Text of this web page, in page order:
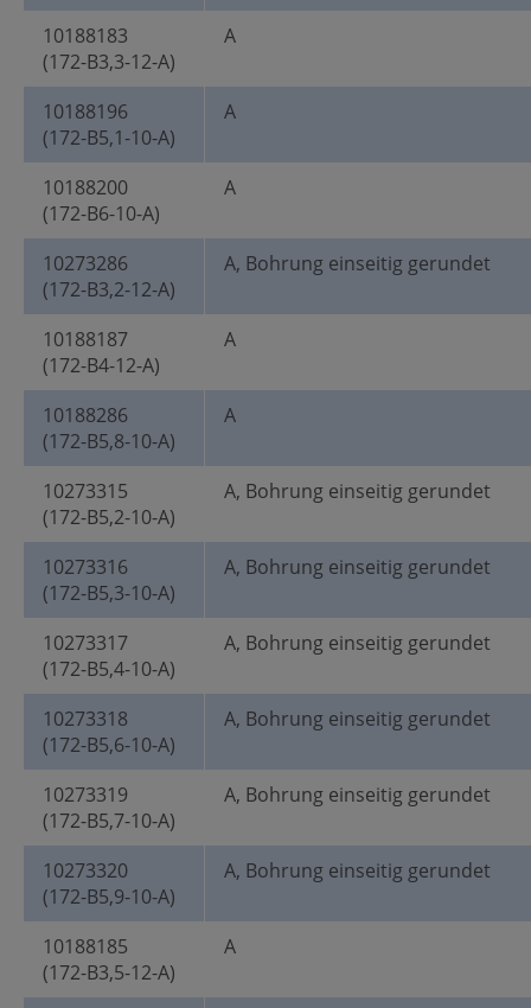
10188183
(172-B3,3-12-A)
A
10188196
(172-B5,1-10-A)
A
10188200
(172-B6-10-A)
A
10273286
(172-B3,2-12-A)
A, Bohrung einseitig gerundet
10188187
(172-B4-12-A)
A
10188286
(172-B5,8-10-A)
A
10273315
(172-B5,2-10-A)
A, Bohrung einseitig gerundet
10273316
(172-B5,3-10-A)
A, Bohrung einseitig gerundet
10273317
(172-B5,4-10-A)
A, Bohrung einseitig gerundet
10273318
(172-B5,6-10-A)
A, Bohrung einseitig gerundet
10273319
(172-B5,7-10-A)
A, Bohrung einseitig gerundet
10273320
(172-B5,9-10-A)
A, Bohrung einseitig gerundet
10188185
(172-B3,5-12-A)
A